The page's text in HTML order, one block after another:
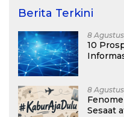
Berita Terkini
8
10
8
Sesaat